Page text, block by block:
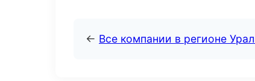
← Все компании в регионе